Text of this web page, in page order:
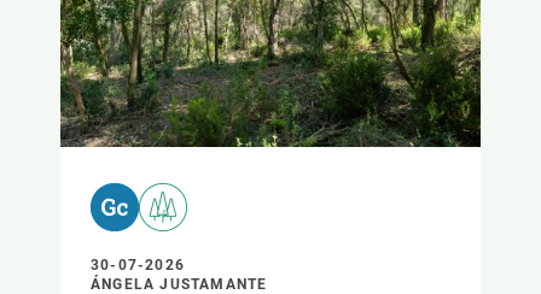
30-07-2026
ÁNGELA JUSTAMANTE